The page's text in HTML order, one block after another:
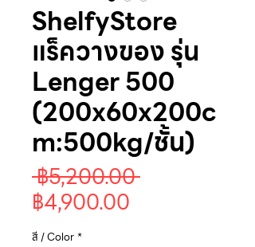
ShelfyStore
แร็ควางของ รุ่น
Lenger 500
(200x60x200c
m:500kg/ชั้น)
฿5,200.00 ราคา
฿4,900.00
สี / Color*